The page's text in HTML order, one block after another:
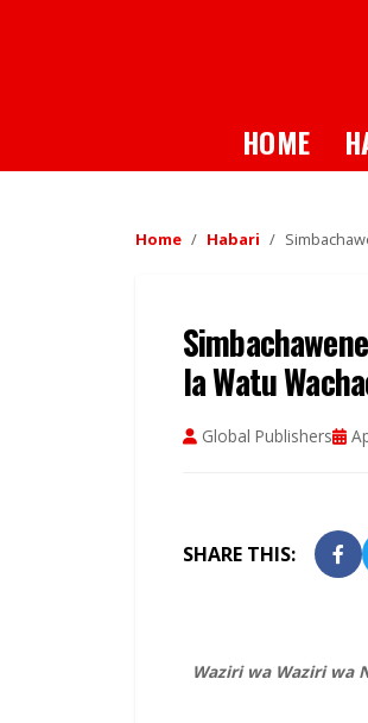
HOME
Home Habari
la Watu
Global Publishers
SHARE THIS:
Waziri wa Waziri wa